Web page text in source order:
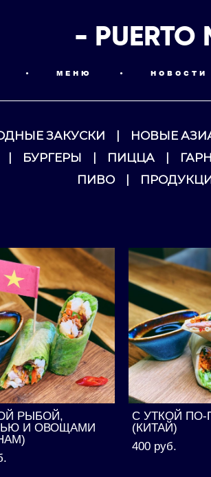
- PUERTO
• МЕНЮ • НОВОСТИ
ЗАКУСКИ НОВЫЕ
БУРГЕРЫ ПИЦЦА
ПИВО
РЫБОЙ,
И ОВОЩАМИ
С УТКОЙ ПО-
(КИТАЙ)
400 pуб.